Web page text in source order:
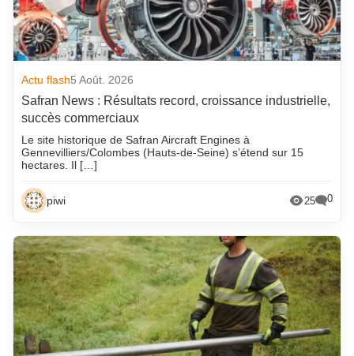
Actu flash5 Août. 2026
Safran News : Résultats record, croissance industrielle,
succès commerciaux
Le site historique de Safran Aircraft Engines à
Gennevilliers/Colombes (Hauts-de-Seine) s’étend sur 15
hectares. Il […]
piwi 25 0